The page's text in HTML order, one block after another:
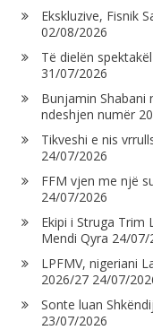
Ekskluzive, Fisnik
02/08/2026
Të dielën
31/07/2026
Bunjamin Shabani
ndeshjen numër
Tikveshi e nis
24/07/2026
FFM vjen me një
24/07/2026
Ekipi i Struga Trim
Mendi Qyra 24/07/
LPFMV, nigeriani
2026/27 24/07/
Sonte luan
23/07/2026